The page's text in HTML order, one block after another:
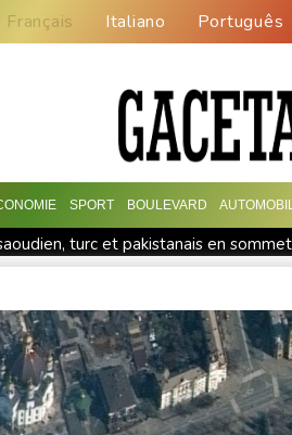
Français Italiano Português
SPORT BOULEVARD
turc et pakistanais en
hostiles à un projet de loi sur la
allié de Trump en guerre
Orient, l'Europe s'offre tout de
deux morts près de Damas